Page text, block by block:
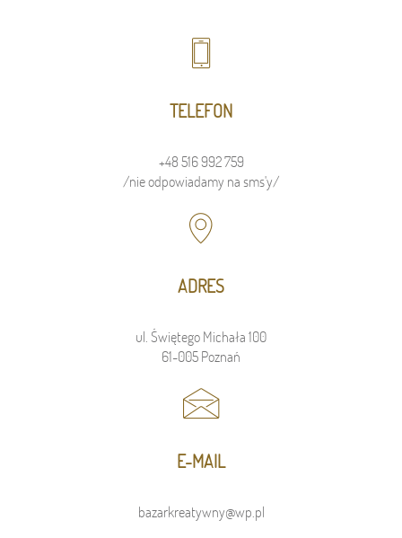
TELEFON
+48 516 992 759
/nie odpowiadamy na sms'y/
ADRES
ul. Świętego Michała 100
61-005 Poznań
E-MAIL
bazarkreatywny@wp.pl